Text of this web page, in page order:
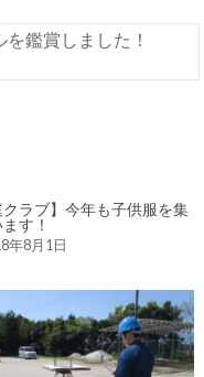
を鑑賞しました！
クラブ】今年も子供服を集
す！
年8月1日